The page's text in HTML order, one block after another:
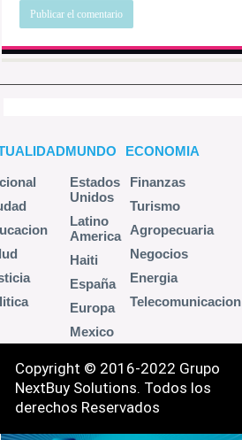
MUNDO
Estados
Unidos
Latino
America
Haiti
España
Europa
Mexico
ECONOMIA
Finanzas
Turismo
Agropecuaria
Negocios
Energia
Telecomunicacion
Copyright © 2016-2022 Grupo
NextBuy Solutions. Todos los
derechos Reservados